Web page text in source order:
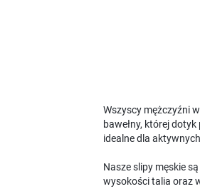
Wszyscy mężczyźni
bawełny, której
idealne dla
Nasze slipy męskie
wysokości talia oraz